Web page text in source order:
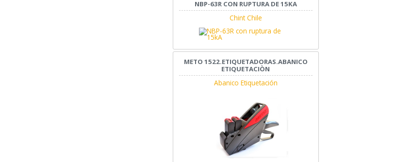
NBP-63R CON RUPTURA DE 15KA
Chint Chile
METO 1522.ETIQUETADORAS.ABANICO
ETIQUETACIÒN
Abanico Etiquetación